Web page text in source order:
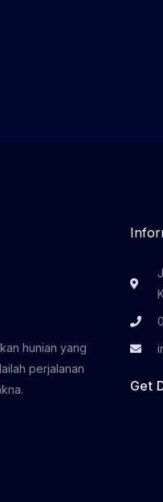
hunian yang
perjalanan
Get